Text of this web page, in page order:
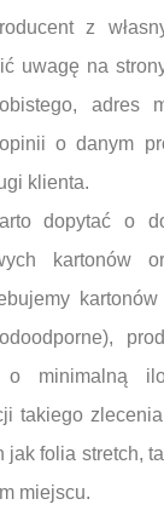
z
uwagę na
adres
o danym
klienta.
dopytać o
kartonów
minimalną
takiego
folia stretch,
miejscu.